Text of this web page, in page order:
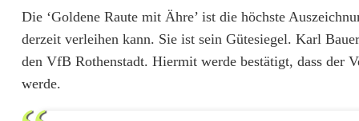
e
d
u
r
Die ‘Goldene Raute mit Ähre’ ist die höchste
derzeit verleihen kann. Sie ist sein Gütesiegel. Karl
den VfB Rothenstadt. Hiermit werde bestätigt, dass der
werde.